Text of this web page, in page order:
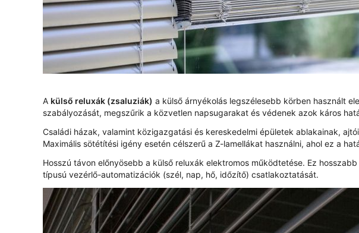
A külső reluxák (zsaluziák) a külső árnyékolás legszélesebb körben használt
szabályozását, megszűrik a közvetlen napsugarakat és védenek azok káros
Családi házak, valamint közigazgatási és kereskedelmi épületek ablakainak,
Maximális sötétítési igény esetén célszerű a Z-lamellákat használni, ahol ez a
Hosszú távon előnyösebb a külső reluxák elektromos működtetése. Ez
típusú vezérlő-automatizációk (szél, nap, hő, időzítő) csatlakoztatását.